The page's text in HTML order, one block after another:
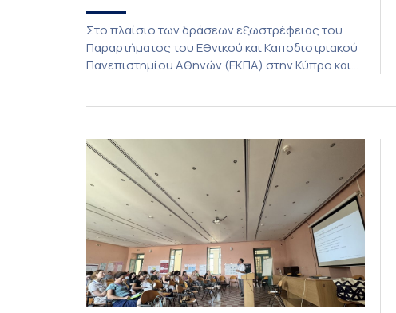
Στο πλαίσιο των δράσεων εξωστρέφειας του
Παραρτήματος του Εθνικού και Καποδιστριακού
Πανεπιστημίου Αθηνών (ΕΚΠΑ) στην Κύπρο και
Διοίκησης Επιχειρήσεων και Οργανισμών τον
Σεπτέμβριο του 2026, ο Κοσμήτορας της Σχολής
Οικονομικών και Πολιτικών Επιστημών,
Καθηγητής Νικόλαος Ηρειώτης, και ο Πρόεδρος
του Τμήματος […]